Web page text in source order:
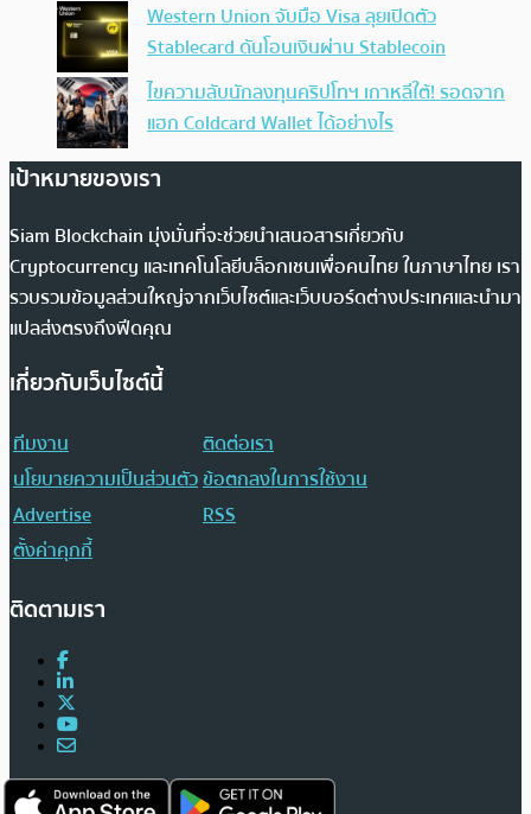
Western Union จับมือ Visa ลุยเปิดตัว
Stablecard ดันโอนเงินผ่าน Stablecoin
ไขความลับนักลงทุนคริปโทฯ เกาหลีใต้! รอดจาก
แฮก Coldcard Wallet ได้อย่างไร
เป้าหมายของเรา
Siam Blockchain มุ่งมั่นที่จะช่วยนำเสนอสารเกี่ยวกับ
Cryptocurrency และเทคโนโลยีบล็อกเชนเพื่อคนไทย ในภาษาไทย เรา
รวบรวมข้อมูลส่วนใหญ่จากเว็บไซต์และเว็บบอร์ดต่างประเทศและนำมา
แปลส่งตรงถึงฟีดคุณ
เกี่ยวกับเว็บไซต์นี้
ทีมงาน
ติดต่อเรา
นโยบายความเป็นส่วนตัวข้อตกลงในการใช้งาน
Advertise
RSS
ตั้งค่าคุกกี้
ติดตามเรา